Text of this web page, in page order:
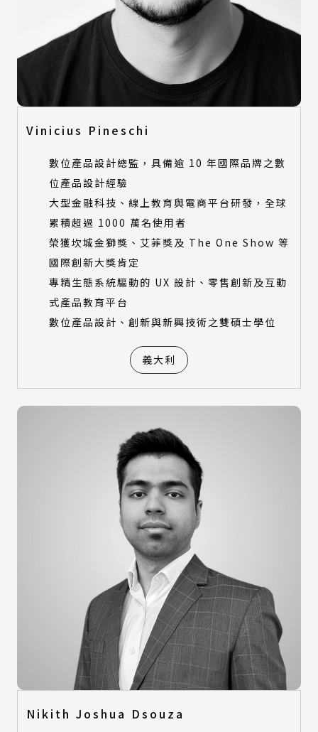
Vinicius Pineschi
數位產品設計總監，具備逾 10 年國際品牌之數
位產品設計經驗
大型金融科技、線上教育與電商平台研發，全球
累積超過 1000 萬名使用者
榮獲坎城金獅獎、艾菲獎及 The One Show 等
國際創新大獎肯定
專精生態系統驅動的 UX 設計、零售創新及互動
式產品教育平台
數位產品設計、創新與新興技術之雙碩士學位
義大利
Nikith Joshua Dsouza